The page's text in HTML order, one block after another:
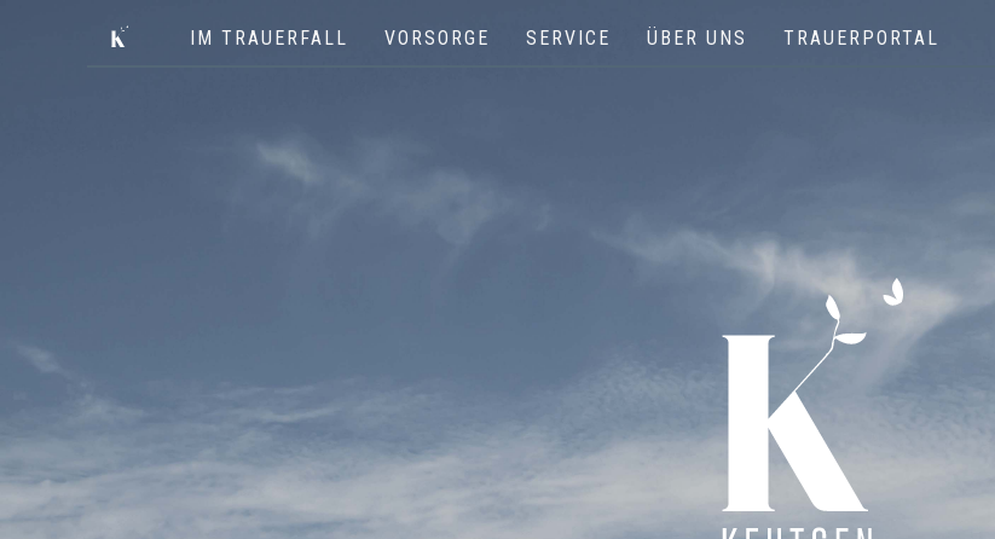
Keutgen | Bestattungen - Funérailles
IM TRAUERFALL VORSORGE SERVICE ÜBER UNS TRAUERPORTAL